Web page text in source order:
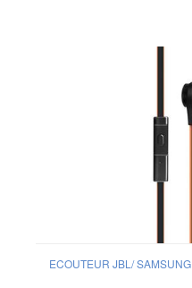
ECOUTEUR JBL/ SAMSUNG